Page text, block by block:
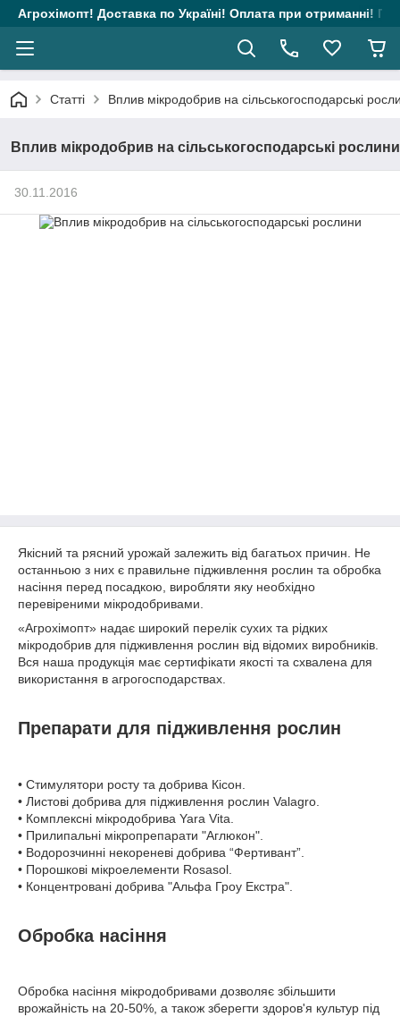
Агрохімопт! Доставка по Україні! Оплата при отриманні!
Статті Вплив мікродобрив на сільськогосподарські
Вплив мікродобрив на сільськогосподарські рослини
30.11.2016
Якісний та рясний урожай залежить від багатьох причин. Не
останньою з них є правильне підживлення рослин та обробка
насіння перед посадкою, виробляти яку необхідно
перевіреними мікродобривами.
«Агрохімопт» надає широкий перелік сухих та рідких
мікродобрив для підживлення рослин від відомих виробників.
Вся наша продукція має сертифікати якості та схвалена для
використання в агрогосподарствах.
Препарати для підживлення рослин
• Стимулятори росту та добрива Кісон.
• Листові добрива для підживлення рослин Valagro.
• Комплексні мікродобрива Yara Vita.
• Прилипальні мікропрепарати "Аглюкон".
• Водорозчинні некореневі добрива “Фертивант”.
• Порошкові мікроелементи Rosasol.
• Концентровані добрива "Альфа Гроу Екстра".
Обробка насіння
Обробка насіння мікродобривами дозволяє збільшити
врожайність на 20-50%, а також зберегти здоров'я культур під